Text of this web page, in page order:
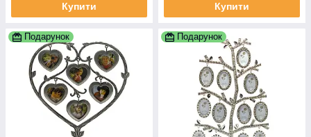
Купити Купити
Подарунок Подарунок